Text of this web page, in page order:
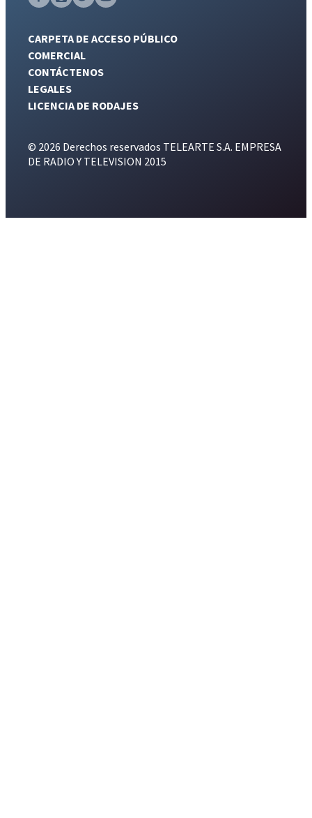
CARPETA DE ACCESO PÚBLICO
COMERCIAL
CONTÁCTENOS
LEGALES
LICENCIA DE RODAJES
© 2026 Derechos reservados TELEARTE S.A. EMPRESA
DE RADIO Y TELEVISION 2015